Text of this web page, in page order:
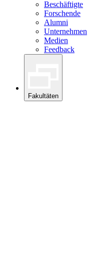
Beschäftigte
Forschende
Alumni
Unternehmen
Medien
Feedback
Fakultäten